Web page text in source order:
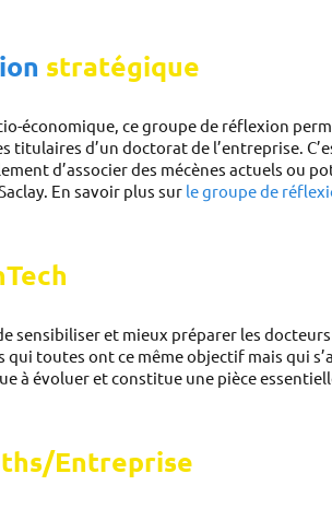
stratégique
économique, ce groupe de réflexion
titulaires d’un doctorat de l’entreprise.
d’associer des mécènes actuels
En savoir plus sur le groupe de
sensibiliser et mieux préparer les
toutes ont ce même objectif mais qui
à évoluer et constitue une pièce
Entreprise